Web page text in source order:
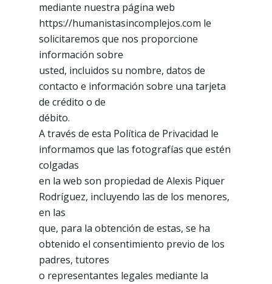
mediante nuestra página web
https://humanistasincomplejos.com le
solicitaremos que nos proporcione
información sobre
usted, incluidos su nombre, datos de
contacto e información sobre una tarjeta
de crédito o de
débito.
A través de esta Política de Privacidad le
informamos que las fotografías que estén
colgadas
en la web son propiedad de Alexis Piquer
Rodríguez, incluyendo las de los menores,
en las
que, para la obtención de estas, se ha
obtenido el consentimiento previo de los
padres, tutores
o representantes legales mediante la